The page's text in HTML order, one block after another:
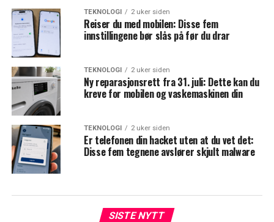
TEKNOLOGI 2 uker siden
Reiser du med mobilen: Disse fem
innstillingene bør slås på før du drar
TEKNOLOGI 2 uker siden
Ny reparasjonsrett fra 31. juli: Dette kan du
kreve for mobilen og vaskemaskinen din
TEKNOLOGI 2 uker siden
Er telefonen din hacket uten at du vet det:
Disse fem tegnene avslører skjult malware
SISTE NYTT